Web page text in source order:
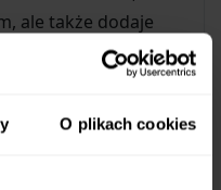
O plikach cookies
ale także dodaje
tępienie, co
Ci niezawodnie przez